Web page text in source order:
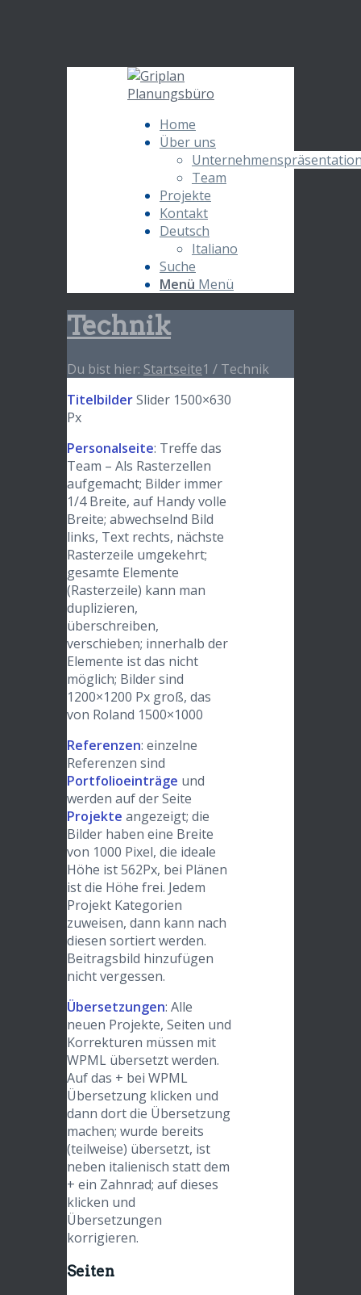
Home
Über uns
Team
Projekte
Kontakt
Deutsch
Italiano
Suche
Menü Menü
Technik
Du bist hier: Startseite1 / Technik
TitelbilderSlider 1500×630
Px
Personalseite: Treffe das
Team – Als Rasterzellen
aufgemacht; Bilder immer
1/4 Breite, auf Handy volle
Breite; abwechselnd Bild
links, Text rechts, nächste
Rasterzeile umgekehrt;
gesamte Elemente
(Rasterzeile) kann man
duplizieren,
überschreiben,
verschieben; innerhalb der
Elemente ist das nicht
möglich; Bilder sind
1200×1200 Px groß, das
von Roland 1500×1000
Referenzen: einzelne
Referenzen sind
Portfolioeinträge und
werden auf der Seite
Projekte angezeigt; die
Bilder haben eine Breite
von 1000 Pixel, die ideale
Höhe ist 562Px, bei Plänen
ist die Höhe frei. Jedem
Projekt Kategorien
zuweisen, dann kann nach
diesen sortiert werden.
Beitragsbild hinzufügen
nicht vergessen.
Übersetzungen: Alle
neuen Projekte, Seiten und
Korrekturen müssen mit
WPML übersetzt werden.
Auf das + bei WPML
Übersetzung klicken und
dann dort die Übersetzung
machen; wurde bereits
(teilweise) übersetzt, ist
neben italienisch statt dem
+ ein Zahnrad; auf dieses
klicken und
Übersetzungen
korrigieren.
Seiten